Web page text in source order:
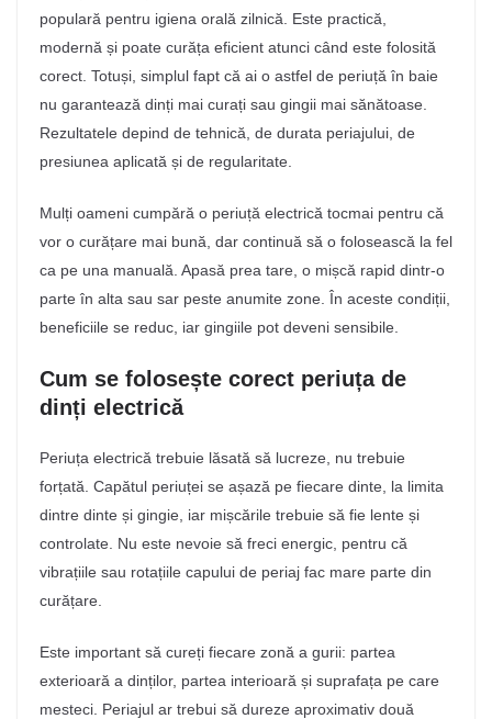
populară pentru igiena orală zilnică. Este practică,
modernă și poate curăța eficient atunci când este folosită
corect. Totuși, simplul fapt că ai o astfel de periuță în baie
nu garantează dinți mai curați sau gingii mai sănătoase.
Rezultatele depind de tehnică, de durata periajului, de
presiunea aplicată și de regularitate.
Mulți oameni cumpără o periuță electrică tocmai pentru că
vor o curățare mai bună, dar continuă să o folosească la fel
ca pe una manuală. Apasă prea tare, o mișcă rapid dintr-o
parte în alta sau sar peste anumite zone. În aceste condiții,
beneficiile se reduc, iar gingiile pot deveni sensibile.
Cum se folosește corect periuța de
dinți electrică
Periuța electrică trebuie lăsată să lucreze, nu trebuie
forțată. Capătul periuței se așază pe fiecare dinte, la limita
dintre dinte și gingie, iar mișcările trebuie să fie lente și
controlate. Nu este nevoie să freci energic, pentru că
vibrațiile sau rotațiile capului de periaj fac mare parte din
curățare.
Este important să cureți fiecare zonă a gurii: partea
exterioară a dinților, partea interioară și suprafața pe care
mesteci. Periajul ar trebui să dureze aproximativ două